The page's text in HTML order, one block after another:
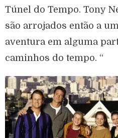
Túnel do Tempo. Tony
são arrojados então a
aventura em alguma
caminhos do tempo. “